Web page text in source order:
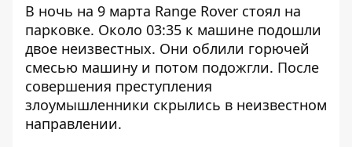
В ночь на 9 марта Range Rover стоял на
парковке. Около 03:35 к машине подошли
двое неизвестных. Они облили горючей
смесью машину и потом подожгли. После
совершения преступления
злоумышленники скрылись в неизвестном
направлении.